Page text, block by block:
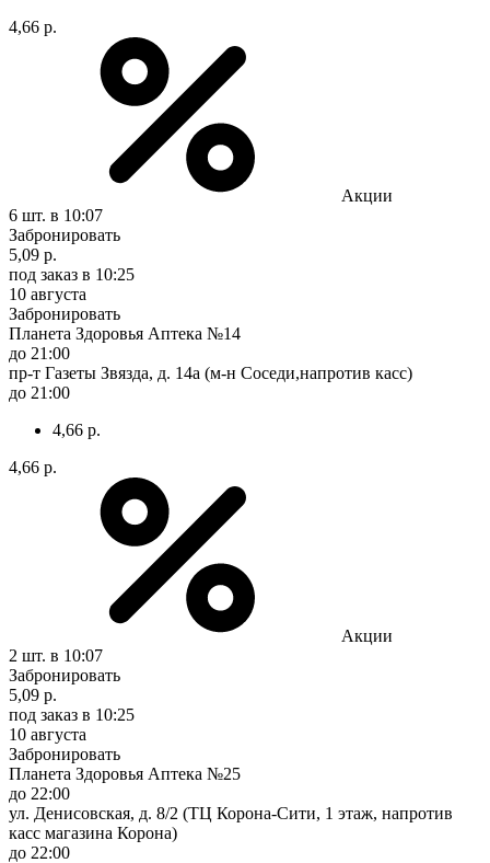
4,66 р.
Акции
6 шт. в 10:07
Забронировать
5,09 р.
под заказ в 10:25
10 августа
Забронировать
Планета Здоровья Аптека №14
до 21:00
пр-т Газеты Звязда, д. 14а (м-н Соседи,напротив касс)
до 21:00
4,66 р.
4,66 р.
Акции
2 шт. в 10:07
Забронировать
5,09 р.
под заказ в 10:25
10 августа
Забронировать
Планета Здоровья Аптека №25
до 22:00
ул. Денисовская, д. 8/2 (ТЦ Корона-Сити, 1 этаж, напротив
касс магазина Корона)
до 22:00